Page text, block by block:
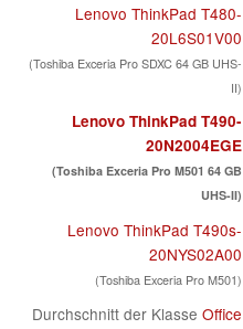
Lenovo ThinkPad T480-
20L6S01V00
(Toshiba Exceria Pro SDXC 64 GB UHS-
II)
Lenovo ThinkPad T490-
20N2004EGE
(Toshiba Exceria Pro M501 64 GB
UHS-II)
Lenovo ThinkPad T490s-
20NYS02A00
(Toshiba Exceria Pro M501)
Durchschnitt der Klasse Office